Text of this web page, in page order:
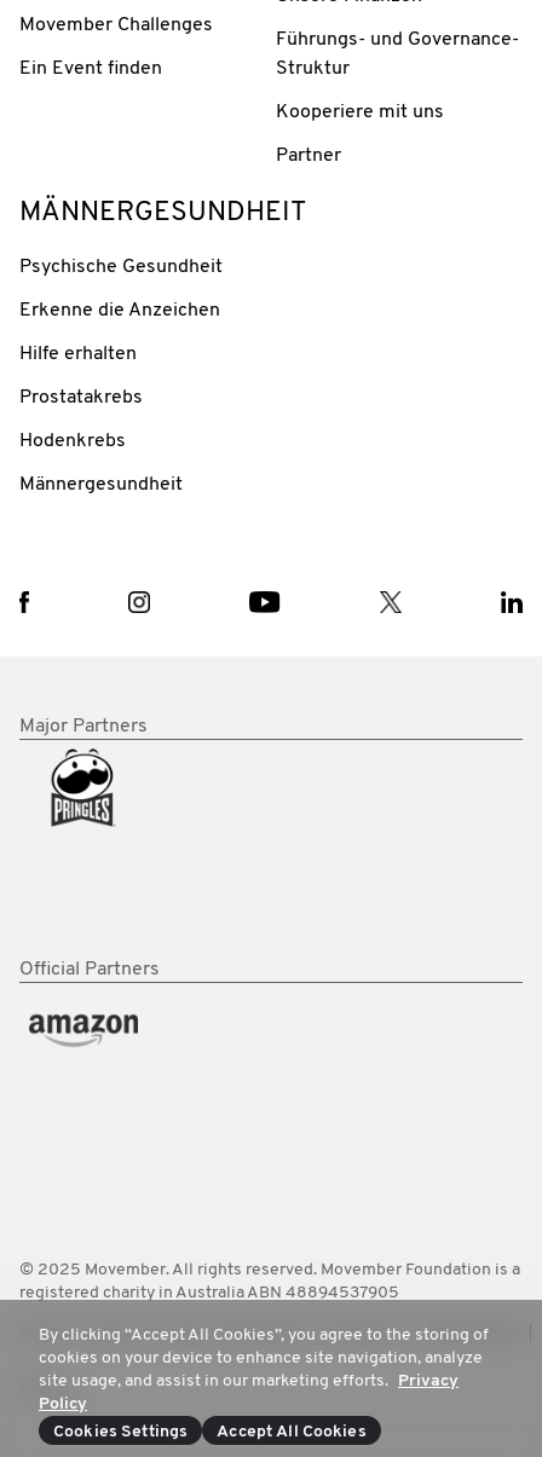
Movember Challenges
Ein Event finden
Führungs- und Governance-
Struktur
Kooperiere mit uns
Partner
MÄNNERGESUNDHEIT
Psychische Gesundheit
Erkenne die Anzeichen
Hilfe erhalten
Prostatakrebs
Hodenkrebs
Männergesundheit
Major Partners
Official Partners
© 2025 Movember. All rights reserved. Movember Foundation is a
registered charity in Australia ABN 48894537905
Terms Policies FAQ Worldwide Contact Us Media Room
Privacy
By clicking “Accept All Cookies”, you agree to the storing of
cookies on your device to enhance site navigation, analyze
site usage, and assist in our marketing efforts. Privacy
Policy
Cookies Settings
Accept All Cookies